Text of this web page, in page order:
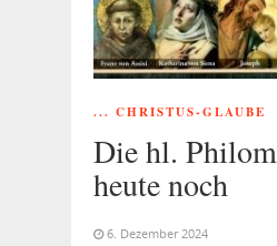
... CHRISTUS-GLAUBE
Die hl.
heute noch
6. Dezember 2024